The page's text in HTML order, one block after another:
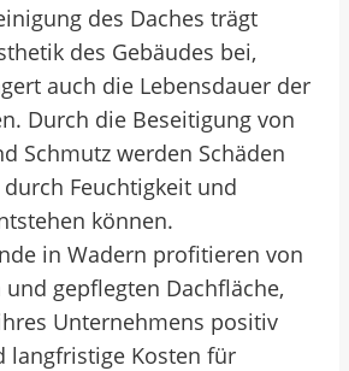
des Daches trägt
des Gebäudes bei,
auch die Lebensdauer der
Durch die Beseitigung von
Schmutz werden Schäden
Feuchtigkeit und
können.
in Wadern profitieren von
gepflegten Dachfläche,
Unternehmens positiv
langfristige Kosten für